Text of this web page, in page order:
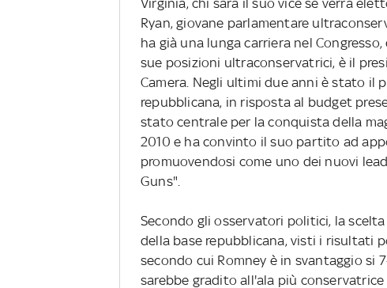
Ryan, giovane parlamentare
ha già una lunga carriera nel
sue posizioni ultraconservatrici, è il
Camera. Negli ultimi due anni è stato il
repubblicana, in risposta al budget
stato centrale per la conquista della
2010 e ha convinto il suo partito ad
promuovendosi come uno dei nuovi
Guns".
Secondo gli osservatori politici, la
della base repubblicana, visti i risultati
secondo cui Romney è in svantaggio si
sarebbe gradito all'ala più